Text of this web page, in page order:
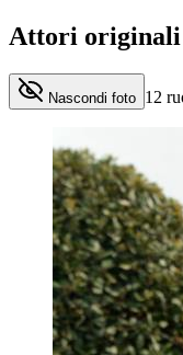
Attori originali
Nascondi foto 12